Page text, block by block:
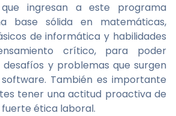
que ingresan a este programa
base sólida en matemáticas,
de informática y habilidades
crítico, para poder
y problemas que surgen
También es importante
tener una actitud proactiva de
ética laboral.